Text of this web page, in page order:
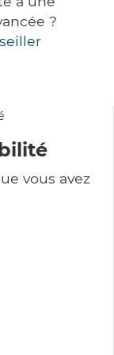
?
vous avez